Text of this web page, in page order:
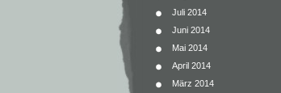
Juli 2014
Juni 2014
Mai 2014
April 2014
März 2014